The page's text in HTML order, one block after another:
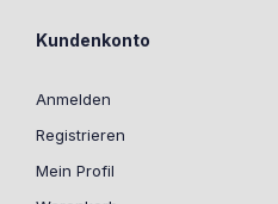
Kundenkonto
Anmelden
Registrieren
Mein Profil